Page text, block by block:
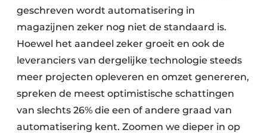
geschreven wordt automatisering in
magazijnen zeker nog niet de standaard is.
Hoewel het aandeel zeker groeit en ook de
leveranciers van dergelijke technologie steeds
meer projecten opleveren en omzet genereren,
spreken de meest optimistische schattingen
van slechts 26% die een of andere graad van
automatisering kent. Zoomen we dieper in op